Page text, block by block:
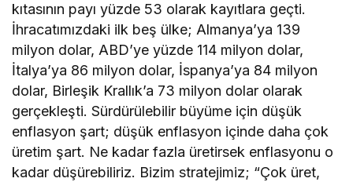
kıtasının payı yüzde 53 olarak kayıtlara geçti.
İhracatımızdaki ilk beş ülke; Almanya’ya 139
milyon dolar, ABD’ye yüzde 114 milyon dolar,
İtalya’ya 86 milyon dolar, İspanya’ya 84 milyon
dolar, Birleşik Krallık’a 73 milyon dolar olarak
gerçekleşti. Sürdürülebilir büyüme için düşük
enflasyon şart; düşük enflasyon içinde daha çok
üretim şart. Ne kadar fazla üretirsek enflasyonu o
kadar düşürebiliriz. Bizim stratejimiz; “Çok üret,